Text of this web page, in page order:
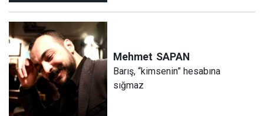
Mehmet SAPAN
Barış, “kimsenin” hesabına
sığmaz